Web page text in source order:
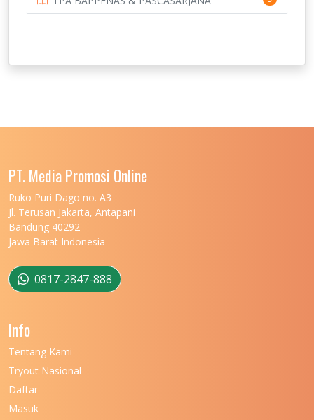
134
UNIVERSITAS JEMBER
UNIVERSITAS MALIKUSSALEH
UNIVERSITAS MARITIM RAJA ALI HAJI
UNIVERSITAS MATARAM
UNIVERSITAS MULAWARMAN
UNIVERSITAS MUSAMUS
UNIVERSITAS NEGERI KHAIRUN
PT. Media Promosi Online
Ruko Puri Dago no. A3
Jl. Terusan Jakarta, Antapani
Bandung 40292
Jawa Barat Indonesia
0817-2847-888
Info
Tentang Kami
Tryout Nasional
Daftar
Masuk